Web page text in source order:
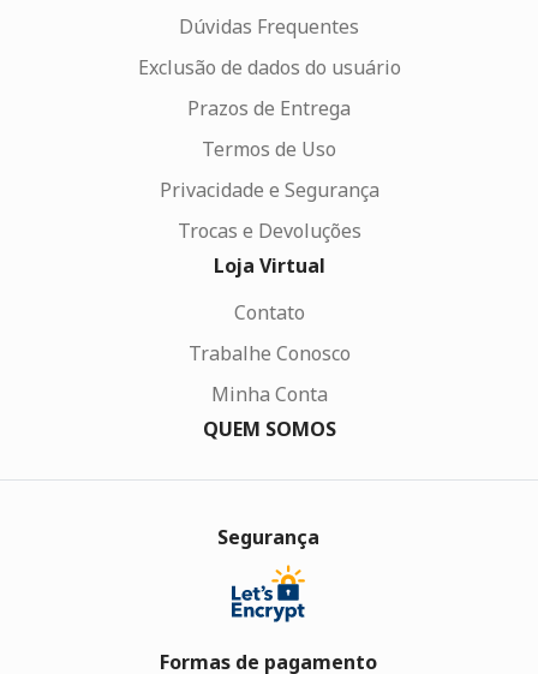
Dúvidas Frequentes
Exclusão de dados do usuário
Prazos de Entrega
Termos de Uso
Privacidade e Segurança
Trocas e Devoluções
Loja Virtual
Contato
Trabalhe Conosco
Minha Conta
QUEM SOMOS
Segurança
Formas de pagamento